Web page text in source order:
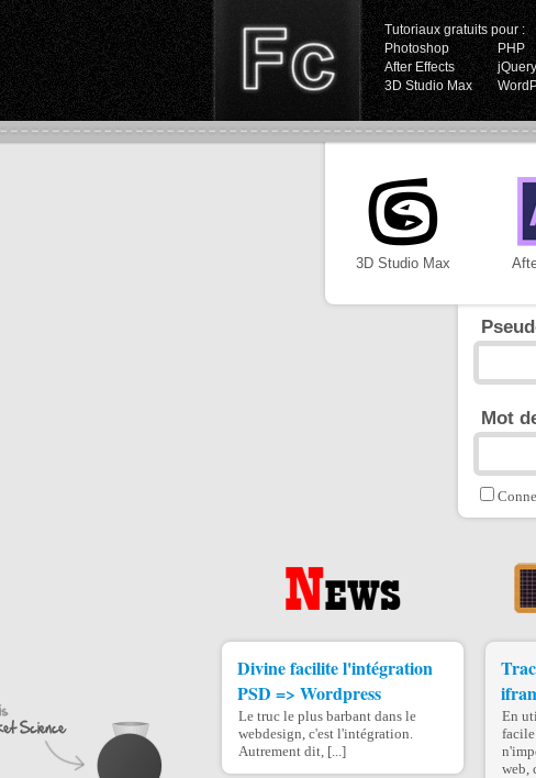
Tutoriaux gratuits pour :
Photoshop
PHP
After Effects
jQuery
3D Studio Max
3D Studio Max
Mot
Divine facilite l'intégration
PSD => Wordpress
Le truc le plus barbant dans le
webdesign, c'est l'intégration.
Autrement dit, [...]
En
facile
web,